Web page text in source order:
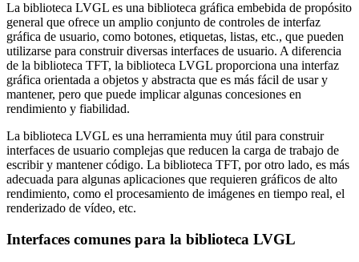
La biblioteca LVGL es una biblioteca gráfica embebida de propósito
general que ofrece un amplio conjunto de controles de interfaz
gráfica de usuario, como botones, etiquetas, listas, etc., que pueden
utilizarse para construir diversas interfaces de usuario. A diferencia
de la biblioteca TFT, la biblioteca LVGL proporciona una interfaz
gráfica orientada a objetos y abstracta que es más fácil de usar y
mantener, pero que puede implicar algunas concesiones en
rendimiento y fiabilidad.
La biblioteca LVGL es una herramienta muy útil para construir
interfaces de usuario complejas que reducen la carga de trabajo de
escribir y mantener código. La biblioteca TFT, por otro lado, es más
adecuada para algunas aplicaciones que requieren gráficos de alto
rendimiento, como el procesamiento de imágenes en tiempo real, el
renderizado de vídeo, etc.
Interfaces comunes para la biblioteca LVGL